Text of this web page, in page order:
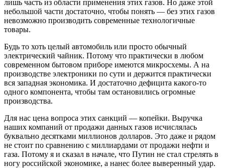
лишь часть из области применения этих газов. Но даже этой
небольшой части достаточно, чтобы понять — без этих газов
невозможно производить современные технологичные
товары.
Будь то хоть целый автомобиль или просто обычный
электрический чайник. Потому что практически в любом
современном бытовом приборе имеются микросхемы. А на
производстве электроники по сути и держится практически
вся западная экономика. И достаточно дефицита какого-то
одного компонента, чтобы там остановились огромные
производства.
Для нас цена вопроса этих санкций — копейки. Выручка
наших компаний от продажи данных газов исчислялась
буквально десятками миллионов долларов. Это даже и рядом
не стоит по сравнению с миллиардами от продажи нефти и
газа. Потому я и сказал в начале, что Путин не стал стрелять в
ногу российской экономике, а нанес более выверенный удар.